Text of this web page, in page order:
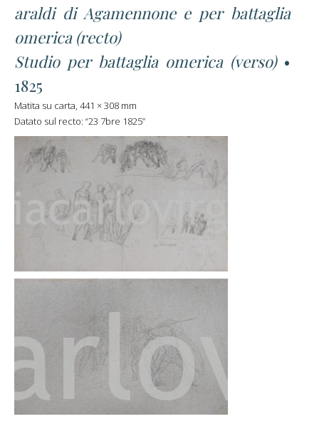
araldi di Agamennone e per battaglia
omerica (recto)
Studio per battaglia omerica (verso) •
1825
Matita su carta, 441 × 308 mm
Datato sul recto: “23 7bre 1825”